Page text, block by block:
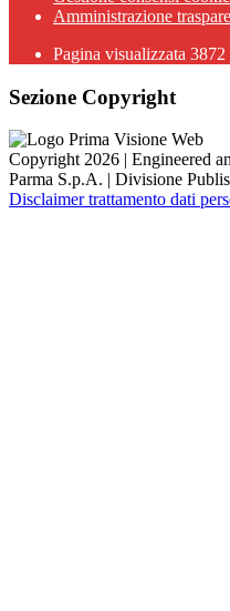
Amministrazione
Pagina visualizzata 3872
Sezione Copyright
Copyright 2026 | Engineered
Parma S.p.A. | Divisione
Disclaimer trattamento dati